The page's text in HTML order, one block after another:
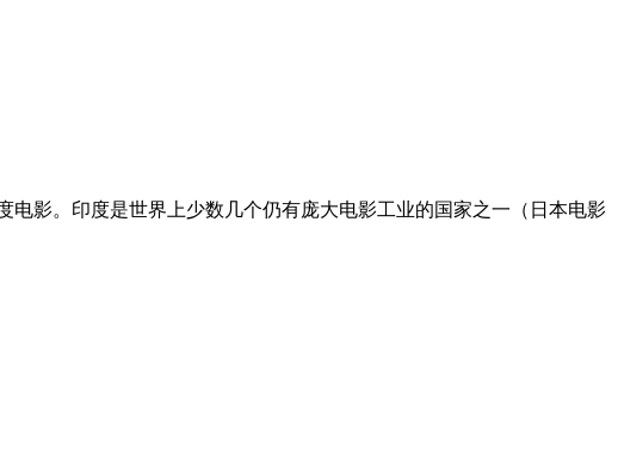
电影。印度是世界上少数几个仍有庞大电影工业的国家之一（日本电影